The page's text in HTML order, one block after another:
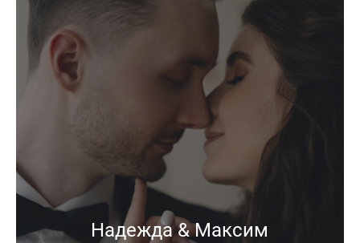
Надежда & Максим